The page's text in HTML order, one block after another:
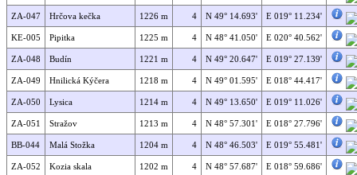
ZA-047 Hrčova kečka 1226 m 4 N 49° 14.693' E 019° 11.234'
KE-005 Pipitka 1225 m 4 N 48° 41.050' E 020° 40.562'
ZA-048 Budín 1221 m 4 N 49° 20.647' E 019° 27.139'
ZA-049 Hnilická Kýčera 1218 m 4 N 49° 01.595' E 018° 44.417'
ZA-050 Lysica 1214 m 4 N 49° 13.650' E 019° 11.026'
ZA-051 Stražov 1213 m 4 N 48° 57.301' E 018° 27.796'
BB-044 Malá Stožka 1204 m 4 N 48° 46.503' E 019° 55.481'
ZA-052 Kozia skala 1202 m 4 N 48° 57.687' E 018° 59.686'